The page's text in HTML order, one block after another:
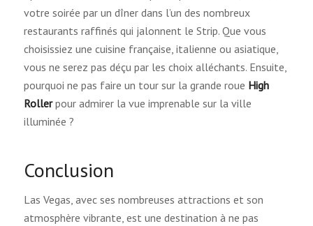
votre soirée par un dîner dans l’un des nombreux
restaurants raffinés qui jalonnent le Strip. Que vous
choisissiez une cuisine française, italienne ou asiatique,
vous ne serez pas déçu par les choix alléchants. Ensuite,
pourquoi ne pas faire un tour sur la grande roue High
Rollerpour admirer la vue imprenable sur la ville
illuminée ?
Conclusion
Las Vegas, avec ses nombreuses attractions et son
atmosphère vibrante, est une destination à ne pas